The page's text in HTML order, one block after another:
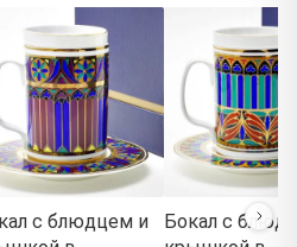
с блюдцем и
Бокал с